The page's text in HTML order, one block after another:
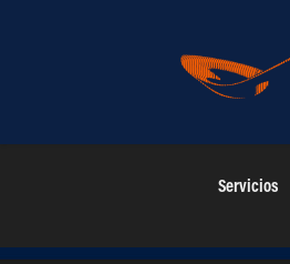
Servicios